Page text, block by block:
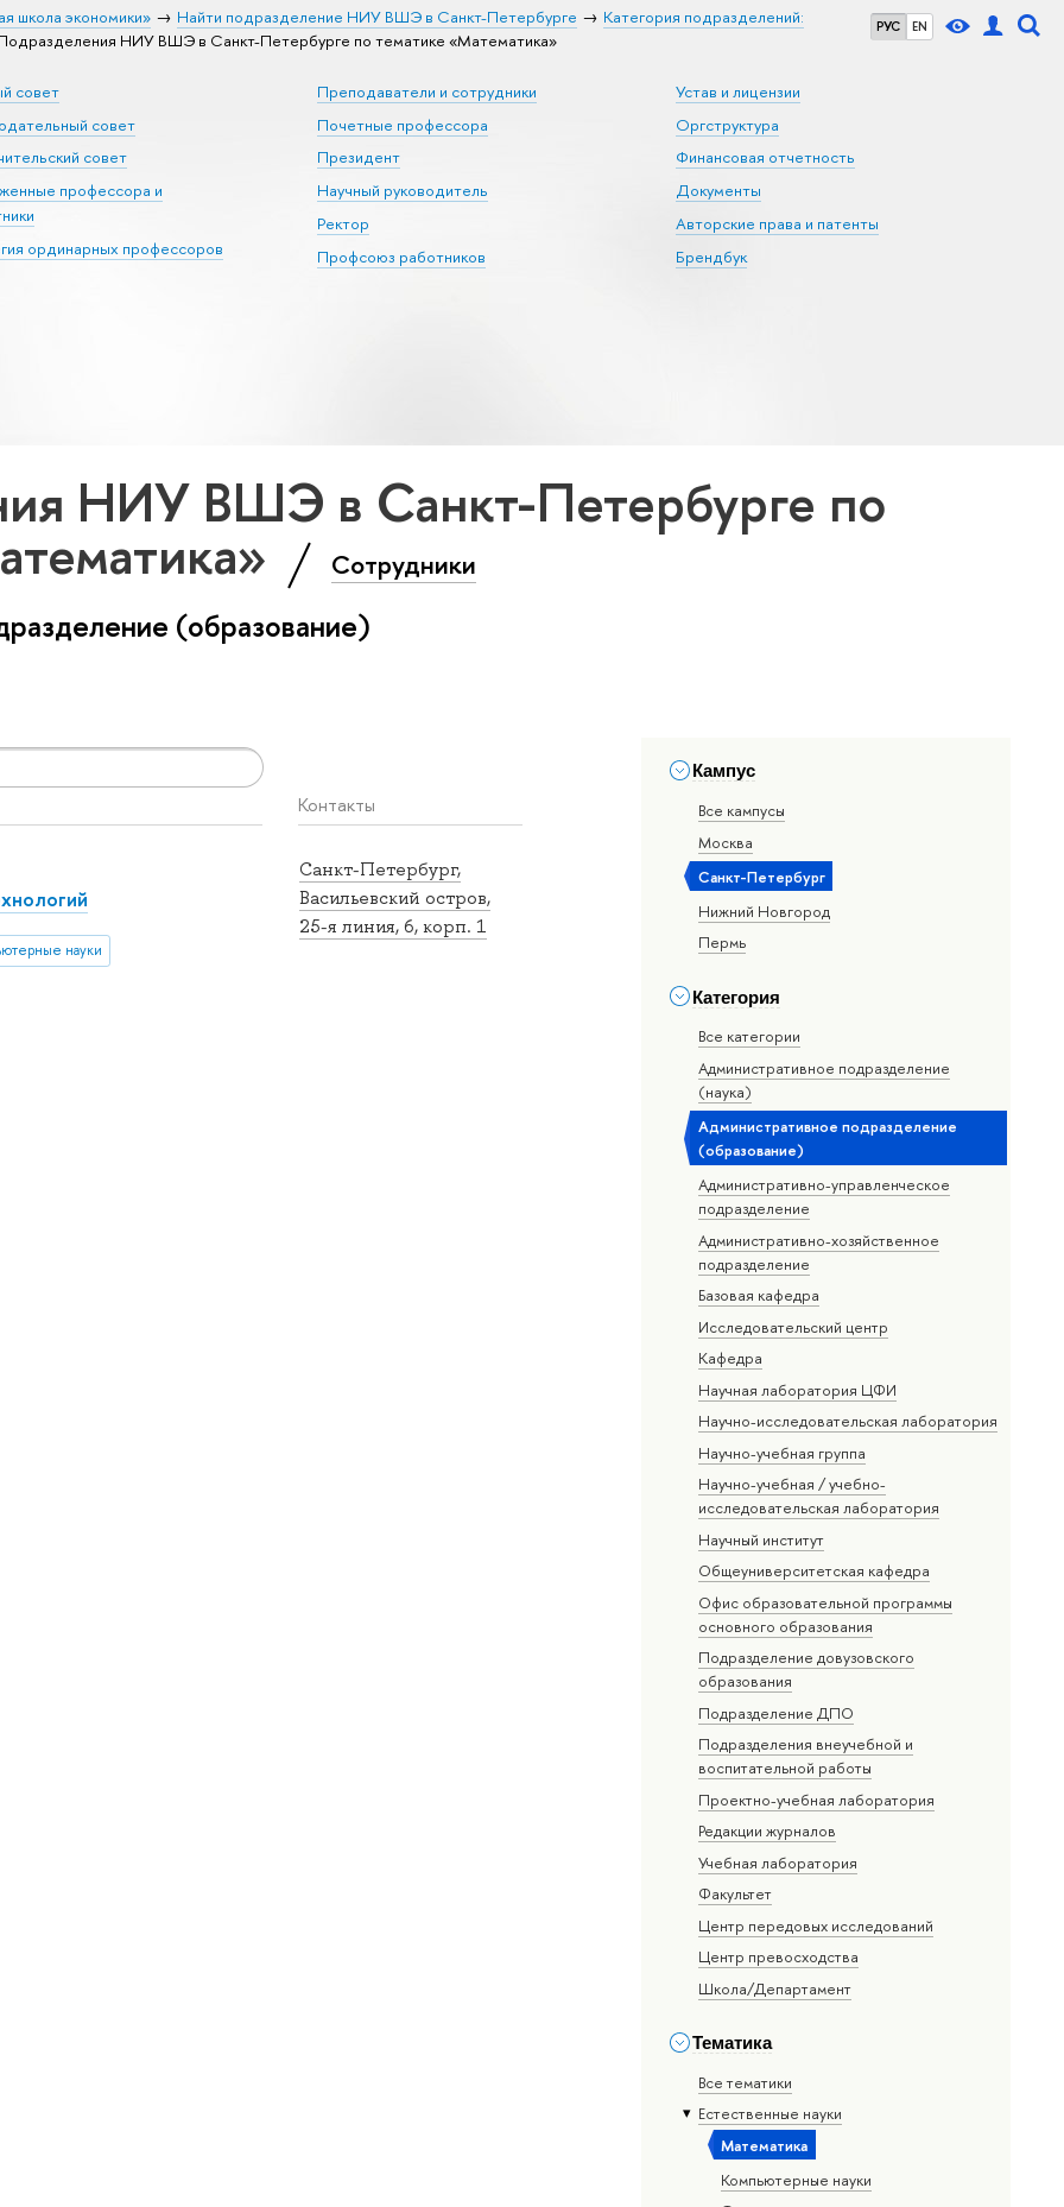
РУС EN
школа экономики» Найти подразделение НИУ ВШЭ в Санкт-Петербурге
Категория подразделений:
НИУ ВШЭ в Санкт-Петербурге по тематике «Математика»
совет
совет
совет
профессора и
ординарных профессоров
Преподаватели и сотрудники
Почетные профессора
Президент
Научный руководитель
Ректор
Профсоюз работников
Устав и лицензии
Оргструктура
Финансовая отчетность
Документы
Авторские права и патенты
Брендбук
НИУ ВШЭ в Санкт-Петербурге по
Сотрудники
(образование)
Кампус
Все кампусы
Москва
Санкт-Петербург
Нижний Новгород
Пермь
Категория
Все категории
Административное подразделение
(наука)
Административное подразделение
(образование)
Административно-управленческое
подразделение
Административно-хозяйственное
подразделение
Базовая кафедра
Исследовательский центр
Кафедра
Научная лаборатория ЦФИ
Научно-исследовательская лаборатория
Научно-учебная группа
Научно-учебная / учебно-
исследовательская лаборатория
Научный институт
Общеуниверситетская кафедра
Офис образовательной программы
основного образования
Подразделение довузовского
образования
Подразделение ДПО
Подразделения внеучебной и
воспитательной работы
Проектно-учебная лаборатория
Редакции журналов
Учебная лаборатория
Факультет
Центр передовых исследований
Центр превосходства
Школа/Департамент
Тематика
Все тематики
Естественные науки
Математика
Компьютерные науки
Контакты
Санкт-Петербург,
Васильевский остров,
25-я линия, 6, корп. 1
науки